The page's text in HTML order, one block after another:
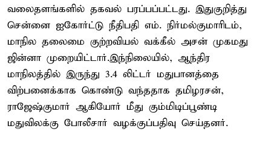
வலைதளங்களில் தகவல் பரப்பப்பட்டது. இதுகுறித்து
சென்னை ஐகோர்ட்டு நீதிபதி எம். நிர்மல்குமாரிடம்,
மாநில தலைமை குற்றவியல் வக்கீல் அசன் முகமது
ஜின்னா முறையிட்டார்.இந்நிலையில், ஆந்திர
மாநிலத்தில் இருந்து 3.4 லிட்டர் மதுபானத்தை
விற்பனைக்காக கொண்டு வந்ததாக தமிழரசன்,
ராஜேஷ்குமார் ஆகியோர் மீது கும்மிடிப்பூண்டி
மதுவிலக்கு போலீசார் வழக்குப்பதிவு செய்தனர்.